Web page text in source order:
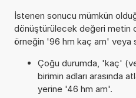
İstenen sonucu mümkün
dönüştürülecek değeri metin
örneğin '96 hm kaç am' veya
Çoğu durumda, 'kaç'
birimin adları arasında
yerine '46 hm am'.